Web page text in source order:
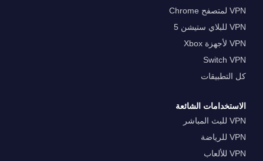
VPN لمتصفح Chrome
VPN للبلاي ستيشن 5
VPN لأجهزة Xbox
Switch VPN
كل التطبيقات
الاستخدامات الشائعة
VPN للبث المباشر
VPN للرياضة
VPN للألعاب